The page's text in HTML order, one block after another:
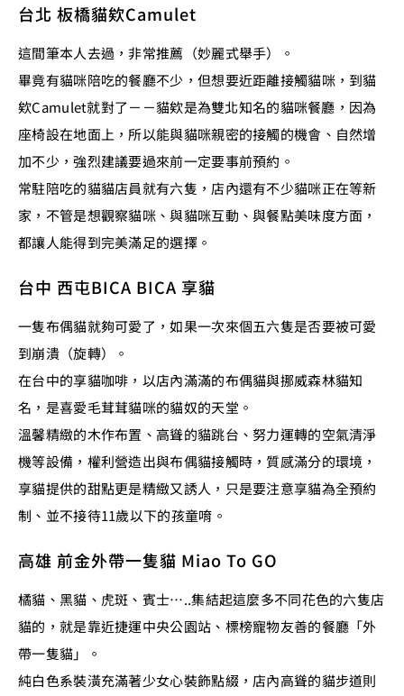
台北 板橋貓欸Camulet
這間筆本人去過，非常推薦（妙麗式舉手）。
畢竟有貓咪陪吃的餐廳不少，但想要近距離接觸貓咪，到貓
欸Camulet就對了－－貓欸是為雙北知名的貓咪餐廳，因為
座椅設在地面上，所以能與貓咪親密的接觸的機會、自然增
加不少，強烈建議要過來前一定要事前預約。
常駐陪吃的貓貓店員就有六隻，店內還有不少貓咪正在等新
家，不管是想觀察貓咪、與貓咪互動、與餐點美味度方面，
都讓人能得到完美滿足的選擇。
台中 西屯BICA BICA 享貓
一隻布偶貓就夠可愛了，如果一次來個五六隻是否要被可愛
到崩潰（旋轉）。
在台中的享貓咖啡，以店內滿滿的布偶貓與挪威森林貓知
名，是喜愛毛茸茸貓咪的貓奴的天堂。
溫馨精緻的木作布置、高聳的貓跳台、努力運轉的空氣清淨
機等設備，權利營造出與布偶貓接觸時，質感滿分的環境，
享貓提供的甜點更是精緻又誘人，只是要注意享貓為全預約
制、並不接待11歲以下的孩童唷。
高雄 前金外帶一隻貓 Miao To GO
橘貓、黑貓、虎斑、賓士…..集結起這麼多不同花色的六隻店
貓的，就是靠近捷運中央公園站、標榜寵物友善的餐廳「外
帶一隻貓」。
純白色系裝潢充滿著少女心裝飾點綴，店內高聳的貓步道則